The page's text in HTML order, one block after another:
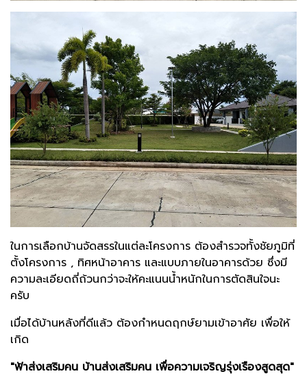
ในการเลือกบ้านจัดสรรในแต่ละโครงการ ต้องสำรวจทั้งชัยภูมิที่
ตั้งโครงการ , ทิศหน้าอาคาร และแบบภายในอาคารด้วย ซึ่งมี
ความละเอียดถี่ถ้วนกว่าจะให้คะแนนน้ำหนักในการตัดสินใจนะ
ครับ
เมื่อได้บ้านหลังที่ดีแล้ว ต้องกำหนดฤกษ์ยามเข้าอาศัย เพื่อให้
เกิด
"ฟ้าส่งเสริมคน บ้านส่งเสริมคน เพื่อความเจริญรุ่งเรืองสูดสุด"